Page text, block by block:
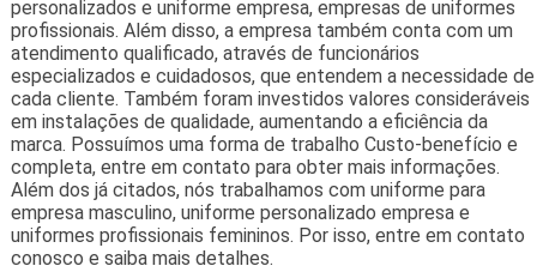
personalizados e uniforme empresa, empresas de uniformes
profissionais. Além disso, a empresa também conta com um
atendimento qualificado, através de funcionários
especializados e cuidadosos, que entendem a necessidade de
cada cliente. Também foram investidos valores consideráveis
em instalações de qualidade, aumentando a eficiência da
marca. Possuímos uma forma de trabalho Custo-benefício e
completa, entre em contato para obter mais informações.
Além dos já citados, nós trabalhamos com uniforme para
empresa masculino, uniforme personalizado empresa e
uniformes profissionais femininos. Por isso, entre em contato
conosco e saiba mais detalhes.